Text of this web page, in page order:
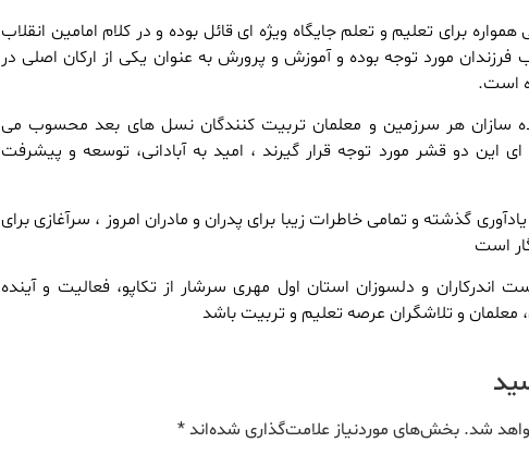
برای تعلیم و تعلم جایگاه ویژه ای قائل بوده و در کلام امامین انقلاب
مورد توجه بوده و آموزش و پرورش به عنوان یکی از ارکان اصلی در
است.
سازان هر سرزمین و معلمان تربیت کنندگان نسل های بعد محسوب می
این دو قشر مورد توجه قرار گیرند ، امید به آبادانی، توسعه و پیشرفت
گذشته و تمامی خاطرات زیبا برای پدران و مادران امروز ، سرآغازی برای
است
اندرکاران و دلسوزان استان اول مهری سرشار از تکاپو، فعالیت و آینده
معلمان و تلاشگران عرصه تعلیم و تربیت باشد
شد. بخش‌های موردنیاز علامت‌گذاری شده‌اند*